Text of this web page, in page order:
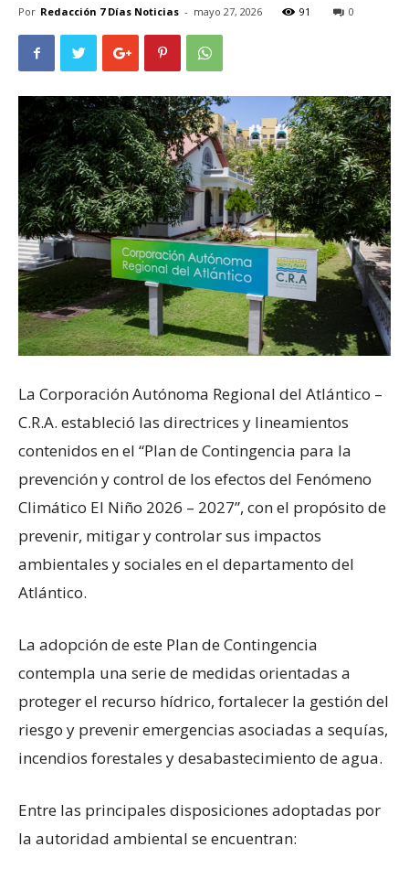
Por Redacción 7 Días Noticias - mayo 27, 2026 91 0
La Corporación Autónoma Regional del Atlántico –
C.R.A. estableció las directrices y lineamientos
contenidos en el “Plan de Contingencia para la
prevención y control de los efectos del Fenómeno
Climático El Niño 2026 – 2027”, con el propósito de
prevenir, mitigar y controlar sus impactos
ambientales y sociales en el departamento del
Atlántico.
La adopción de este Plan de Contingencia
contempla una serie de medidas orientadas a
proteger el recurso hídrico, fortalecer la gestión del
riesgo y prevenir emergencias asociadas a sequías,
incendios forestales y desabastecimiento de agua.
Entre las principales disposiciones adoptadas por
la autoridad ambiental se encuentran: